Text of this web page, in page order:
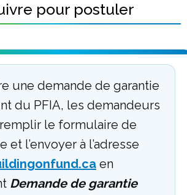
pour postuler
une demande de garantie
du PFIA, les demandeurs
le formulaire de
et l’envoyer à l’adresse
en
Demande de garantie